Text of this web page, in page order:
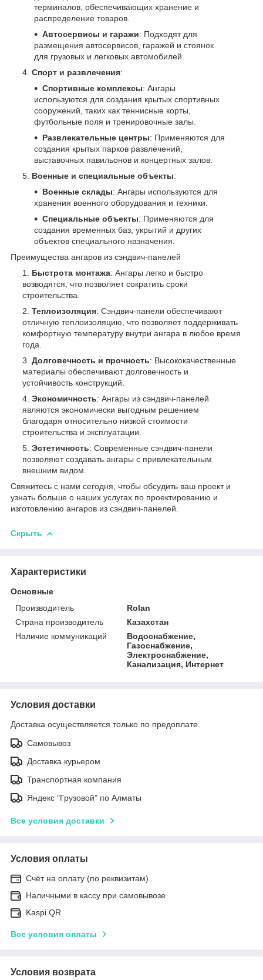
терминалов, обеспечивающих хранение и
распределение товаров.
Автосервисы и гаражи: Подходят для
размещения автосервисов, гаражей и стоянок
для грузовых и легковых автомобилей.
Спорт и развлечения:
Спортивные комплексы: Ангары
используются для создания крытых спортивных
сооружений, таких как теннисные корты,
футбольные поля и тренировочные залы.
Развлекательные центры: Применяются для
создания крытых парков развлечений,
выставочных павильонов и концертных залов.
Военные и специальные объекты:
Военные склады: Ангары используются для
хранения военного оборудования и техники.
Специальные объекты: Применяются для
создания временных баз, укрытий и других
объектов специального назначения.
Преимущества ангаров из сэндвич-панелей
Быстрота монтажа: Ангары легко и быстро
возводятся, что позволяет сократить сроки
строительства.
Теплоизоляция: Сэндвич-панели обеспечивают
отличную теплоизоляцию, что позволяет поддерживать
комфортную температуру внутри ангара в любое время
года.
Долговечность и прочность: Высококачественные
материалы обеспечивают долговечность и
устойчивость конструкций.
Экономичность: Ангары из сэндвич-панелей
являются экономически выгодным решением
благодаря относительно низкой стоимости
строительства и эксплуатации.
Эстетичность: Современные сэндвич-панели
позволяют создавать ангары с привлекательным
внешним видом.
Свяжитесь с нами сегодня, чтобы обсудить ваш проект и
узнать больше о наших услугах по проектированию и
изготовлению ангаров из сэндвич-панелей.
Скрыть
Характеристики
Основные
Производитель
Rolan
Страна производитель
Казахстан
Наличие коммуникаций
Водоснабжение,
Газоснабжение,
Электроснабжение,
Канализация, Интернет
Условия доставки
Доставка осуществляется только по предоплате.
Самовывоз
Доставка курьером
Транспортная компания
Яндекс "Грузовой" по Алматы
Все условия доставки
Условия оплаты
Счёт на оплату (по реквизитам)
Наличными в кассу при самовывозе
Kaspi QR
Все условия оплаты
Условия возврата